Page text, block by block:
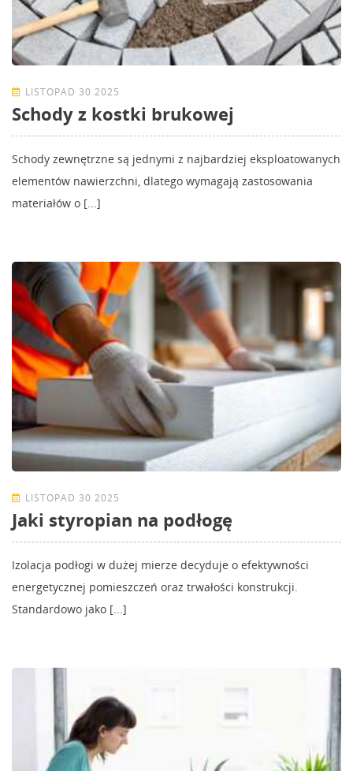
LISTOPAD 30 2025
Schody z kostki brukowej
Schody zewnętrzne są jednymi z najbardziej eksploatowanych
elementów nawierzchni, dlatego wymagają zastosowania
materiałów o [...]
LISTOPAD 30 2025
Jaki styropian na podłogę
Izolacja podłogi w dużej mierze decyduje o efektywności
energetycznej pomieszczeń oraz trwałości konstrukcji.
Standardowo jako [...]